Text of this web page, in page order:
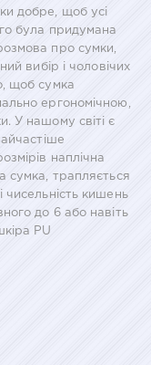
добре, щоб усі
була придумана
про сумки,
вибір і чоловічих
щоб сумка
ергономічною,
У нашому світі є
наплічна
сумка, трапляється
чисельність кишень
до 6 або навіть
PU